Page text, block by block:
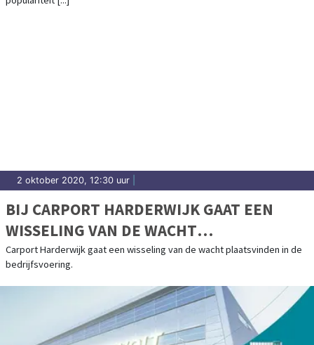
2 oktober 2020, 12:30 uur
BIJ CARPORT HARDERWIJK GAAT EEN
WISSELING VAN DE WACHT
PLAATSVINDEN IN DE BEDRIJFSVOERING
Carport Harderwijk gaat een wisseling van de wacht plaatsvinden in de
bedrijfsvoering.